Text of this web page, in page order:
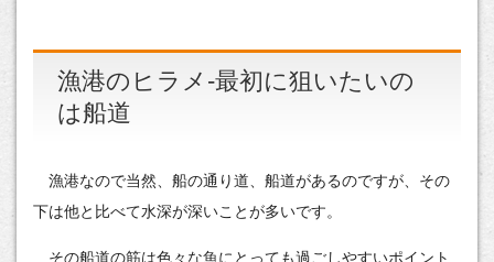
漁港のヒラメ-最初に狙いたいの
は船道
漁港なので当然、船の通り道、船道があるのですが、その
下は他と比べて水深が深いことが多いです。
その船道の筋は色々な魚にとっても過ごしやすいポイント